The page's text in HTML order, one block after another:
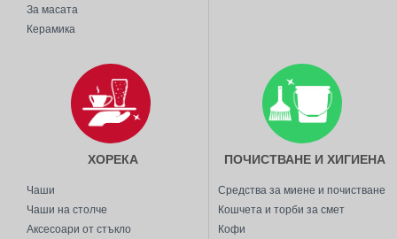
За масата
Керамика
ХОРЕКА
Чаши
Чаши на столче
Аксесоари от стъкло
ПОЧИСТВАНЕ И ХИГИЕНА
Средства за миене и почистване
Кошчета и торби за смет
Кофи